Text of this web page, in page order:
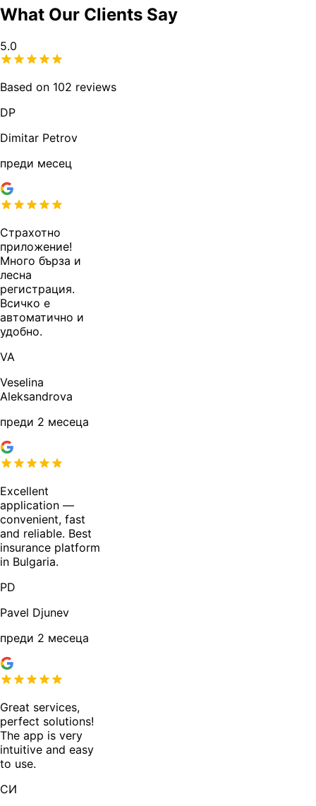
What Our Clients Say
5.0
Based on 102 reviews
DP
Dimitar Petrov
преди месец
Страхотно
приложение!
Много бърза и
лесна
регистрация.
Всичко е
автоматично и
удобно.
VA
Veselina
Aleksandrova
преди 2 месеца
Excellent
application —
convenient, fast
and reliable. Best
insurance platform
in Bulgaria.
PD
Pavel Djunev
преди 2 месеца
Great services,
perfect solutions!
The app is very
intuitive and easy
to use.
СИ